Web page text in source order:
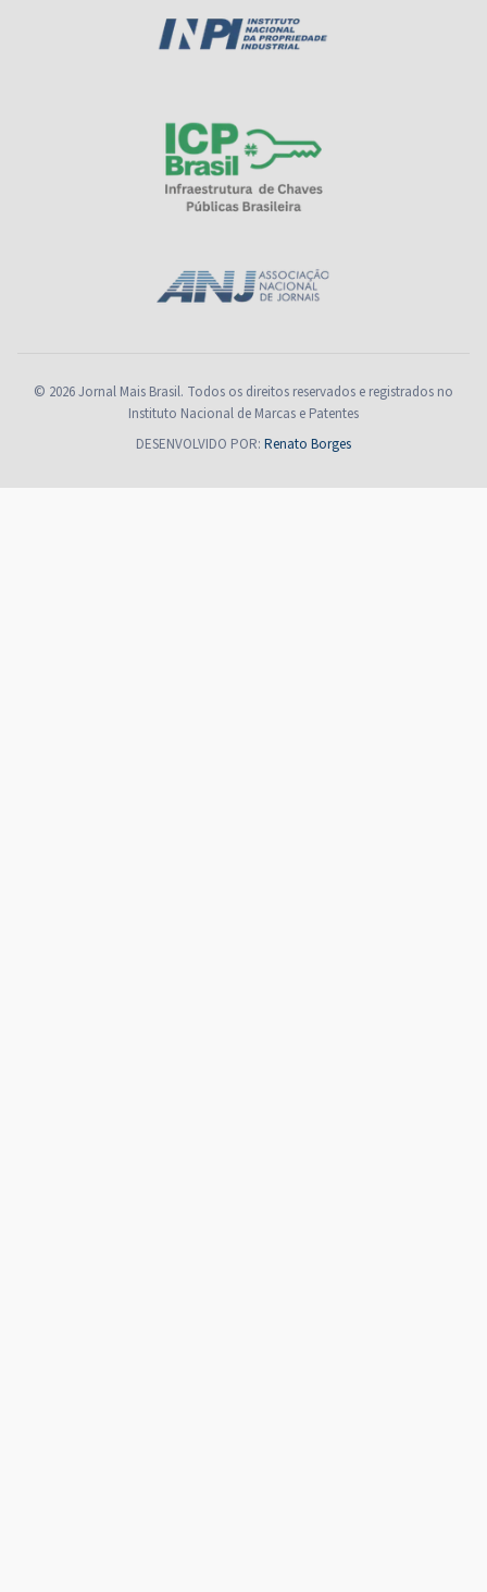
© 2026 Jornal Mais Brasil. Todos os direitos reservados e registrados no
Instituto Nacional de Marcas e Patentes
DESENVOLVIDO POR: Renato Borges